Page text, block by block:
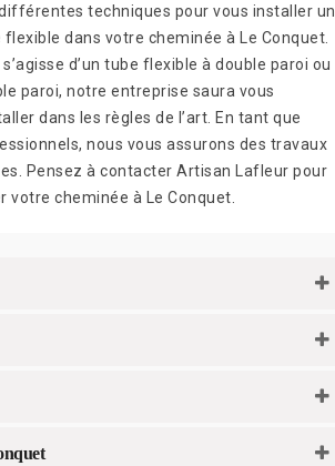
techniques pour vous installer un
flexible dans votre cheminée à Le Conquet.
s’agisse d’un tube flexible à double paroi ou
paroi, notre entreprise saura vous
dans les règles de l’art. En tant que
nous vous assurons des travaux
Pensez à contacter Artisan Lafleur pour
votre cheminée à Le Conquet.